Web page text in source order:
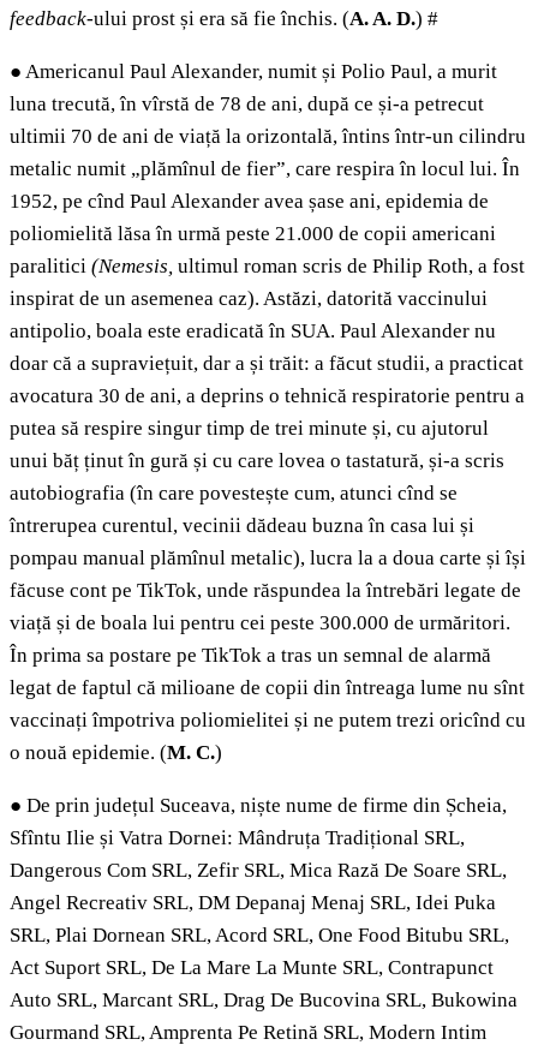
feedback-ului prost și era să fie închis. (A. A. D.) #
● Americanul Paul Alexander, numit și Polio Paul, a murit
luna trecută, în vîrstă de 78 de ani, după ce și-a petrecut
ultimii 70 de ani de viață la orizontală, întins într-un cilindru
metalic numit „plămînul de fier”, care respira în locul lui. În
1952, pe cînd Paul Alexander avea șase ani, epidemia de
poliomielită lăsa în urmă peste 21.000 de copii americani
paralitici (Nemesis, ultimul roman scris de Philip Roth, a fost
inspirat de un asemenea caz). Astăzi, datorită vaccinului
antipolio, boala este eradicată în SUA. Paul Alexander nu
doar că a supraviețuit, dar a și trăit: a făcut studii, a practicat
avocatura 30 de ani, a deprins o tehnică respiratorie pentru a
putea să respire singur timp de trei minute și, cu ajutorul
unui băț ținut în gură și cu care lovea o tastatură, și-a scris
autobiografia (în care povestește cum, atunci cînd se
întrerupea curentul, vecinii dădeau buzna în casa lui și
pompau manual plămînul metalic), lucra la a doua carte și își
făcuse cont pe TikTok, unde răspundea la întrebări legate de
viață și de boala lui pentru cei peste 300.000 de urmăritori.
În prima sa postare pe TikTok a tras un semnal de alarmă
legat de faptul că milioane de copii din întreaga lume nu sînt
vaccinați împotriva poliomielitei și ne putem trezi oricînd cu
o nouă epidemie. (M. C.)
● De prin județul Suceava, niște nume de firme din Șcheia,
Sfîntu Ilie și Vatra Dornei: Mândruța Tradițional SRL,
Dangerous Com SRL, Zefir SRL, Mica Rază De Soare SRL,
Angel Recreativ SRL, DM Depanaj Menaj SRL, Idei Puka
SRL, Plai Dornean SRL, Acord SRL, One Food Bitubu SRL,
Act Suport SRL, De La Mare La Munte SRL, Contrapunct
Auto SRL, Marcant SRL, Drag De Bucovina SRL, Bukowina
Gourmand SRL, Amprenta Pe Retină SRL, Modern Intim